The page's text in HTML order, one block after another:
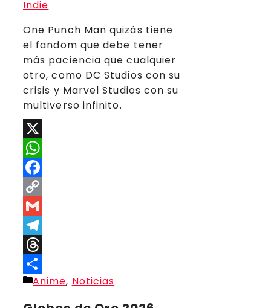
One Punch Man quizás tiene
el fandom que debe tener
más paciencia que cualquier
otro, como DC Studios con su
crisis y Marvel Studios con su
multiverso infinito.
X
WhatsApp
Facebook
Copy
Link
Gmail
Telegram
Threads
Compartir
Categorías
Anime, Noticias